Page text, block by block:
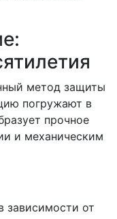
метод защиты
погружают в
прочное
и механическим
от